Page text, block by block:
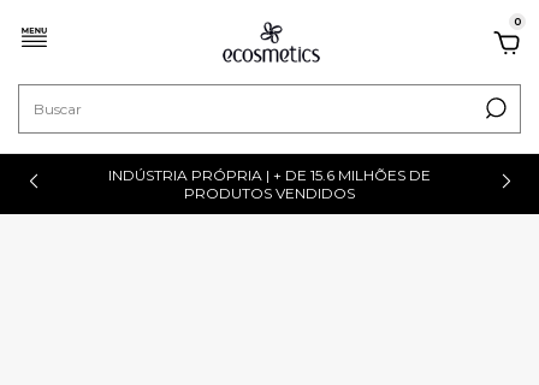
0
INDÚSTRIA PRÓPRIA | + DE 15.6 MILHÕES DE
PRODUTOS VENDIDOS